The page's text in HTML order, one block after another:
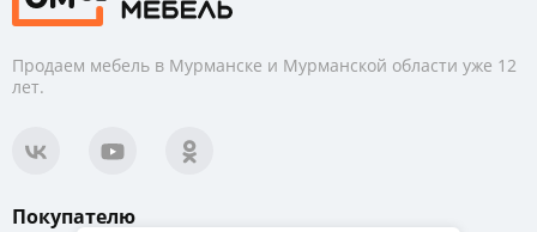
Продаем мебель в Мурманске и Мурманской области уже 12
лет.
Покупателю